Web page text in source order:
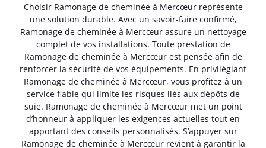
Choisir Ramonage de cheminée à Mercœur représente
une solution durable. Avec un savoir-faire confirmé,
Ramonage de cheminée à Mercœur assure un nettoyage
complet de vos installations. Toute prestation de
Ramonage de cheminée à Mercœur est pensée afin de
renforcer la sécurité de vos équipements. En privilégiant
Ramonage de cheminée à Mercœur, vous profitez à un
service fiable qui limite les risques liés aux dépôts de
suie. Ramonage de cheminée à Mercœur met un point
d’honneur à appliquer les exigences actuelles tout en
apportant des conseils personnalisés. S’appuyer sur
Ramonage de cheminée à Mercœur revient à garantir la